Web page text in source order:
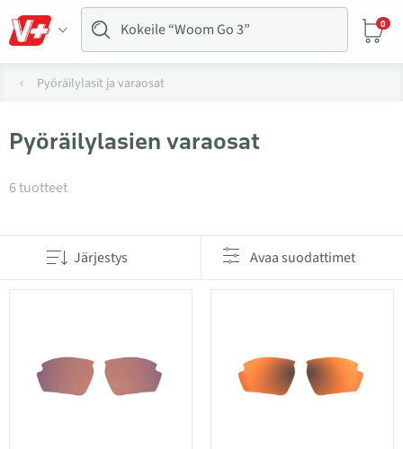
0
Pyöräilylasit ja varaosat
Pyöräilylasien varaosat
Tuotteet kategoriassa Pyöräilylasien varaosat
6 tuotteet
Järjestys Avaa suodattimet